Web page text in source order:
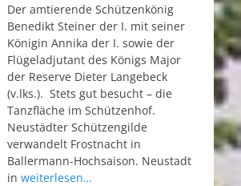
Der amtierende Schützenkönig
Benedikt Steiner der I. mit seiner
Königin Annika der I. sowie der
Flügeladjutant des Königs Major
der Reserve Dieter Langebeck
(v.lks.). Stets gut besucht – die
Tanzfläche im Schützenhof.
Neustädter Schützengilde
verwandelt Frostnacht in
Ballermann-Hochsaison. Neustadt
in weiterlesen…